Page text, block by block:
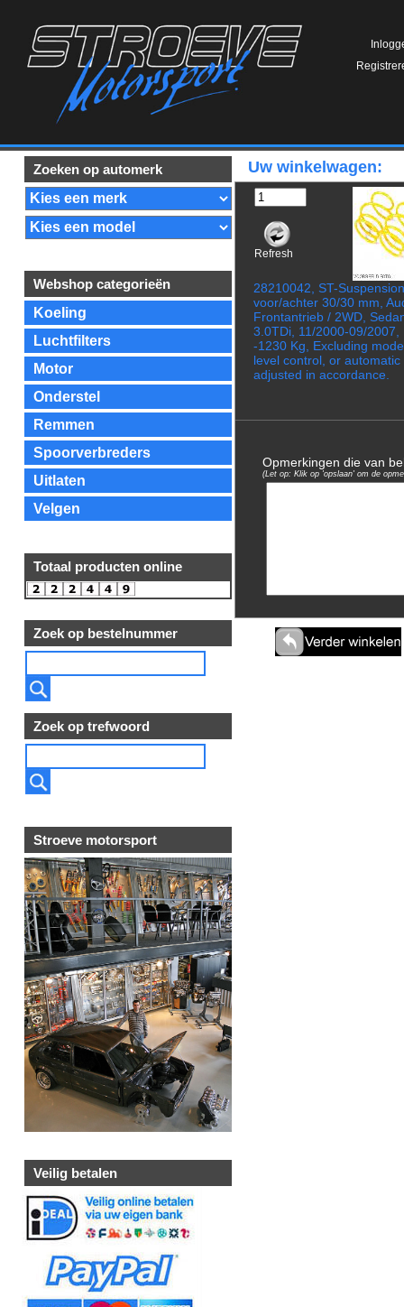
Zoeken op automerk
Webshop categorieën
Koeling
Luchtfilters
Motor
Onderstel
Remmen
Spoorverbreders
Uitlaten
Velgen
Totaal producten online
Zoek op bestelnummer
Zoek op trefwoord
Stroeve motorsport
Veilig betalen
Uw winkelwagen:
Refresh
28210042, ST-
voor/achter 30/30 mm,
Frontantrieb / 2WD,
3.0TDi, 11/2000-09/
-1230 Kg, Excluding
level control, or
adjusted in accordance.
Opmerkingen die van
(Let op: Klik op 'opslaan' om de